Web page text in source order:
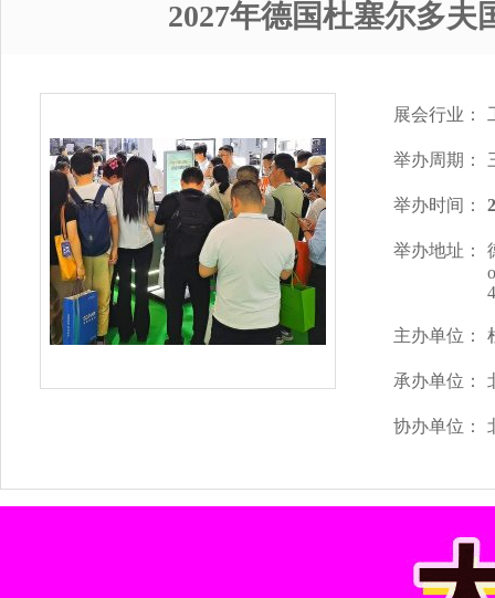
2027年德国杜塞尔多
展会行业：
举办周期：
举办时间：
举办地址：
主办单位：
承办单位：
协办单位：